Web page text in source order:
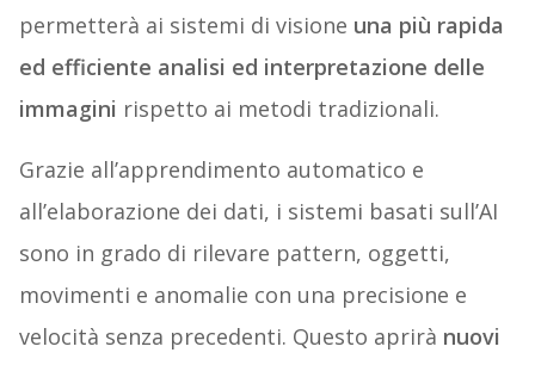
permetterà ai sistemi di visione una più rapida
ed efficiente analisi ed interpretazione delle
immagini rispetto ai metodi tradizionali.
Grazie all’apprendimento automatico e
all’elaborazione dei dati, i sistemi basati sull’AI
sono in grado di rilevare pattern, oggetti,
movimenti e anomalie con una precisione e
velocità senza precedenti. Questo aprirà nuovi